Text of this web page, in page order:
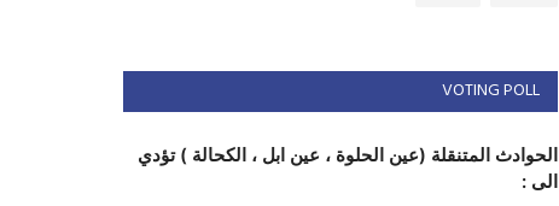
VOTING POLL
الحوادث المتنقلة (عين الحلوة ، عين ابل ، الكحالة ) تؤدي
الى :